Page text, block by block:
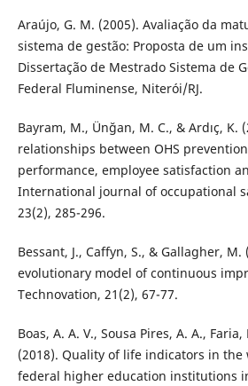
Araújo, G. M. (2005). Avaliação da
sistema de gestão: Proposta de um
Dissertação de Mestrado Sistema de
Federal Fluminense, Niterói/RJ.
Bayram, M., Ünğan, M. C., & Ardıç, K.
relationships between OHS
performance, employee satisfaction
International journal of occupational
23(2), 285-296.
Bessant, J., Caffyn, S., & Gallagher, M.
evolutionary model of continuous
Technovation, 21(2), 67-77.
Boas, A. A. V., Sousa Pires, A. A.,
(2018). Quality of life indicators in the
federal higher education institutions